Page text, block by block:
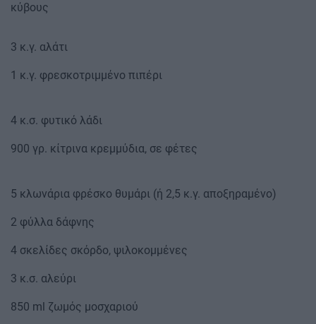
κύβους
3 κ.γ. αλάτι
1 κ.γ. φρεσκοτριμμένο πιπέρι
4 κ.σ. φυτικό λάδι
900 γρ. κίτρινα κρεμμύδια, σε φέτες
5 κλωνάρια φρέσκο θυμάρι (ή 2,5 κ.γ. αποξηραμένο)
2 φύλλα δάφνης
4 σκελίδες σκόρδο, ψιλοκομμένες
3 κ.σ. αλεύρι
850 ml ζωμός μοσχαριού